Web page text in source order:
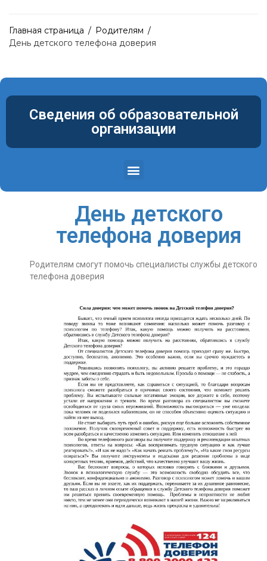
Главная страница / Родителям /
День детского телефона доверия
Сведения об образовательной
организации
День детского
телефона доверия
Родителям смогут помочь специалисты службы детского
телефона доверия